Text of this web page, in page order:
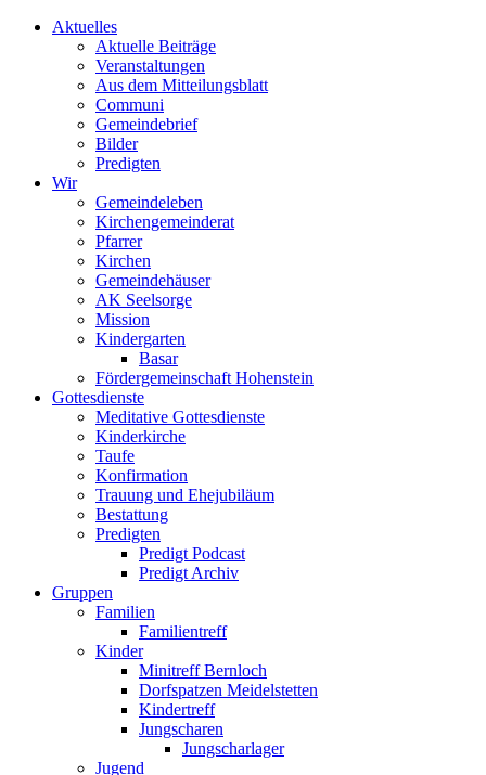
Aktuelles
Aktuelle Beiträge
Veranstaltungen
Aus dem Mitteilungsblatt
Communi
Gemeindebrief
Bilder
Predigten
Wir
Gemeindeleben
Kirchengemeinderat
Pfarrer
Kirchen
Gemeindehäuser
AK Seelsorge
Mission
Kindergarten
Basar
Fördergemeinschaft Hohenstein
Gottesdienste
Meditative Gottesdienste
Kinderkirche
Taufe
Konfirmation
Trauung und Ehejubiläum
Bestattung
Predigten
Predigt Podcast
Predigt Archiv
Gruppen
Familien
Familientreff
Kinder
Minitreff Bernloch
Dorfspatzen Meidelstetten
Kindertreff
Jungscharen
Jungscharlager
Jugend